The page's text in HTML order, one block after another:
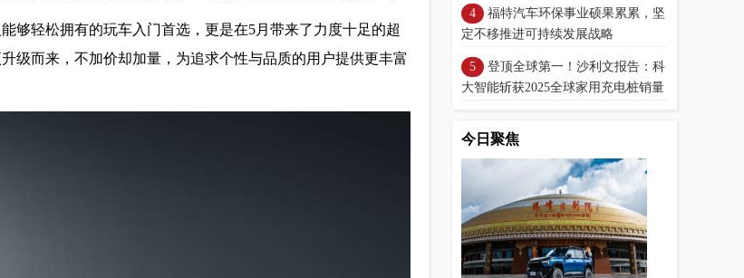
够轻松拥有的玩车入门首选，更是在5月带来了力度十足的超
级而来，不加价却加量，为追求个性与品质的用户提供更丰富
福特汽车环保事业硕果累累，坚
定不移推进可持续发展战略
登顶全球第一！沙利文报告：科
大智能斩获2025全球家用充电桩销量
今日聚焦